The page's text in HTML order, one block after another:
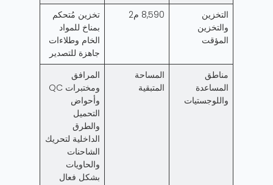
التخزين
والتخزين
المؤقت
8,590 م2
تخزين مُتحكم
بمناخ للمواد
الخام وطلاءات
جاهزة للتصدير
مناطق
المساعدة
واللوجستيات
المساحة
المتبقية
المرافق
ومختبرات QC
وأحواض
التحميل
والطرق
الداخلية لتحريك
الشاحنات
والحاويات
بشكل فعال